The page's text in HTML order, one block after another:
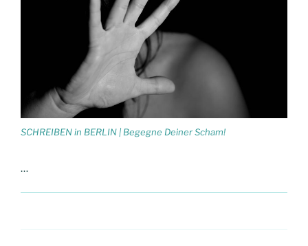
SCHREIBEN in BERLIN | Begegne Deiner Scham!
…